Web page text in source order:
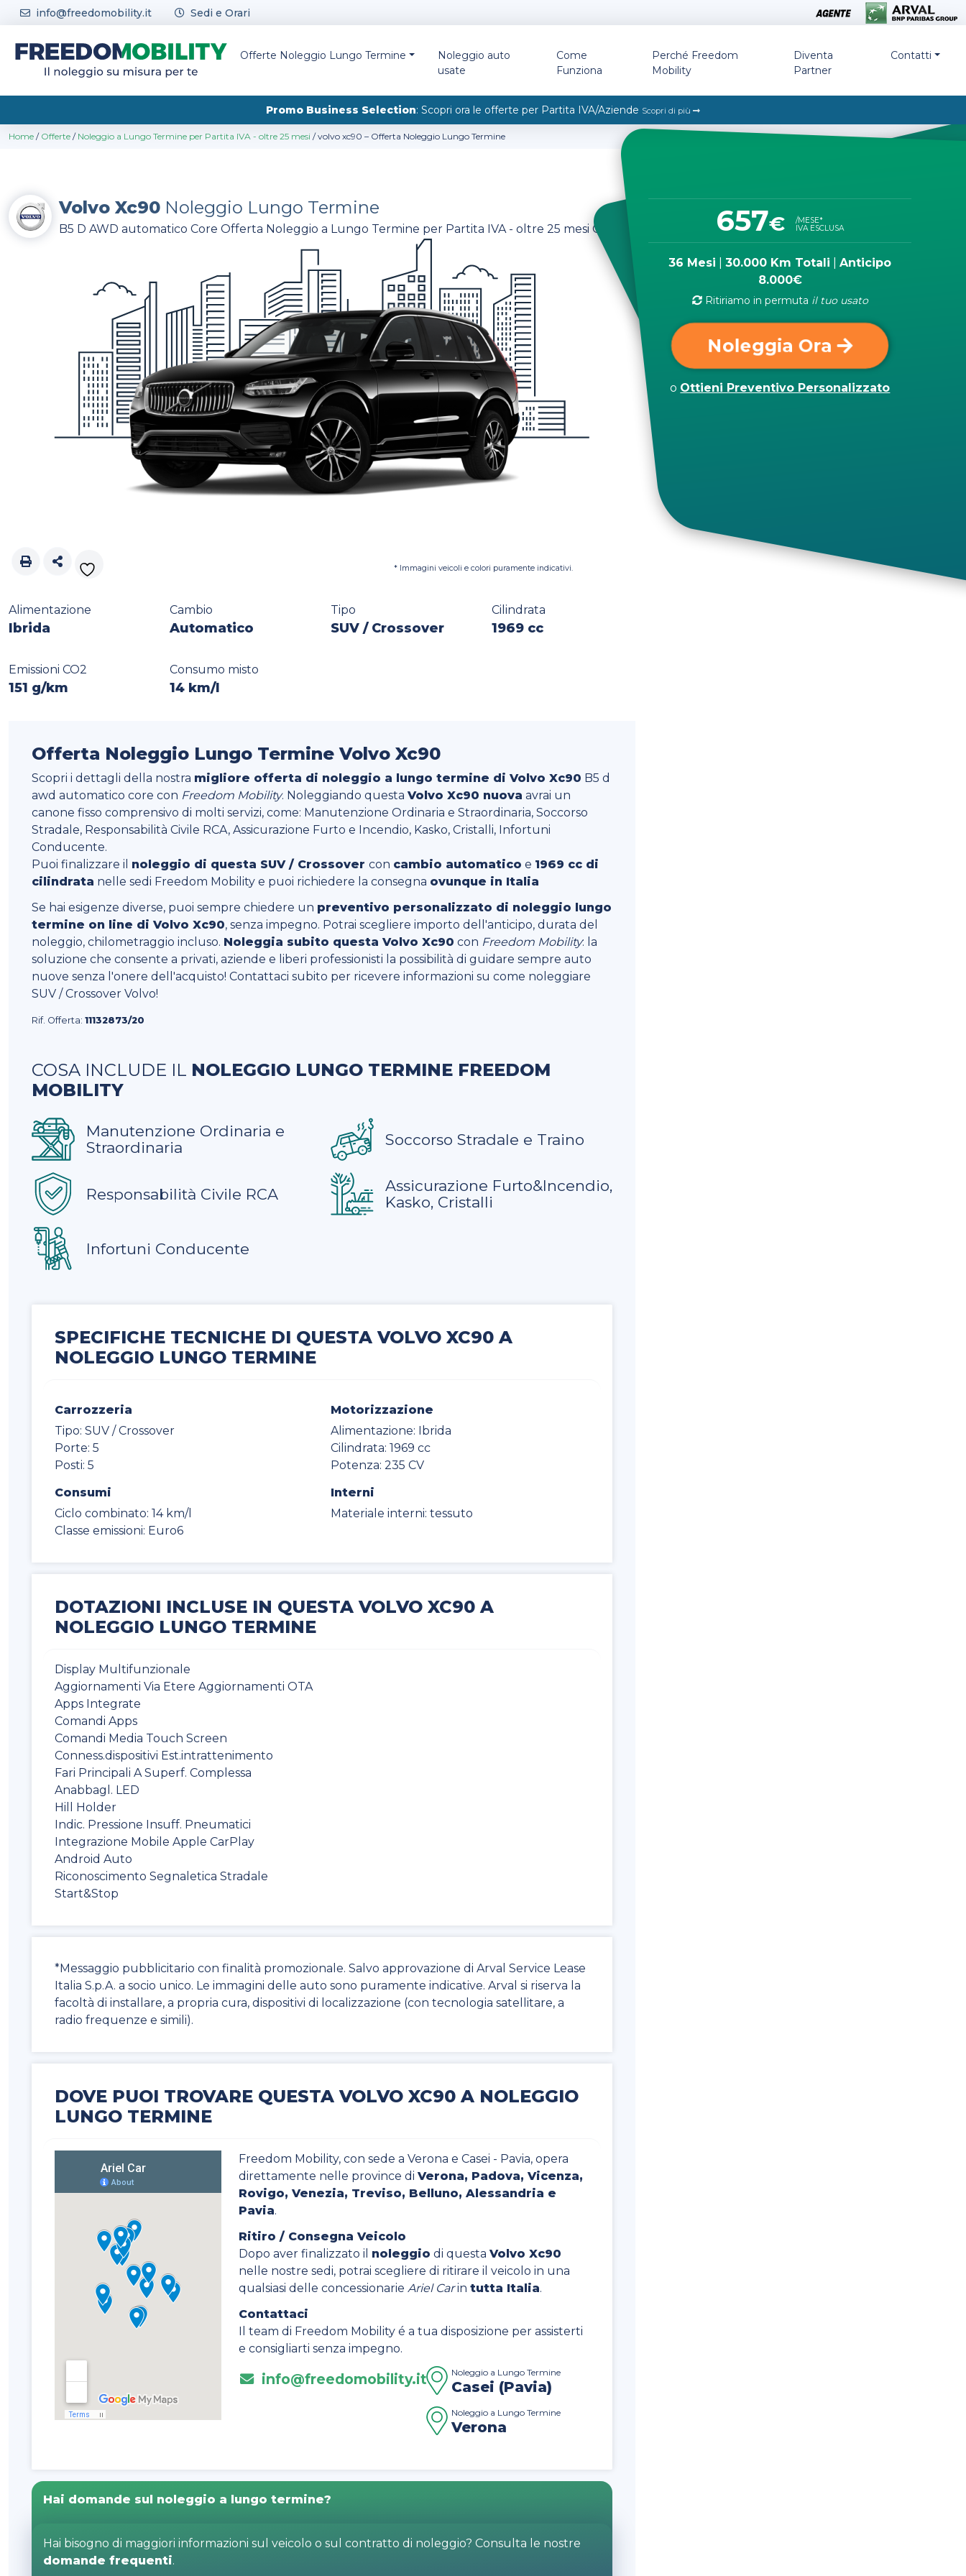
Skip to content
info@freedomobility.it Sedi e Orari
Offerte Noleggio Lungo Termine
Noleggio auto
usate
Come
Funziona
Perché Freedom
Mobility
Diventa
Partner
Contatti
Promo Business Selection: Scopri ora le offerte per Partita IVA/Aziende Scopri di più
Home / Offerte / Noleggio a Lungo Termine per Partita IVA - oltre 25 mesi /volvo xc90 – Offerta Noleggio Lungo Termine
Volvo Xc90 Noleggio Lungo Termine
B5 D AWD automatico Core Offerta Noleggio a Lungo Termine per Partita IVA - oltre 25 mesi Offerte
* Immagini veicoli e colori puramente indicativi.
657€
/MESE*
IVA ESCLUSA
36 Mesi |30.000 Km Totali |Anticipo
8.000€
Ritiriamo in permuta il tuo usato
Noleggia Ora
o Ottieni Preventivo Personalizzato
Alimentazione
Ibrida
Cambio
Automatico
Tipo
SUV / Crossover
Cilindrata
1969 cc
Emissioni CO2
151 g/km
Consumo misto
14 km/l
Offerta Noleggio Lungo Termine Volvo Xc90
Scopri i dettagli della nostra migliore offerta di noleggio a lungo termine di Volvo Xc90 B5 d
awd automatico core con Freedom Mobility. Noleggiando questa Volvo Xc90 nuova avrai un
canone fisso comprensivo di molti servizi, come: Manutenzione Ordinaria e Straordinaria, Soccorso
Stradale, Responsabilità Civile RCA, Assicurazione Furto e Incendio, Kasko, Cristalli, Infortuni
Conducente.
Puoi finalizzare il noleggio di questa SUV / Crossover con cambio automatico e 1969 cc di
cilindrata nelle sedi Freedom Mobility e puoi richiedere la consegna ovunque in Italia
Se hai esigenze diverse, puoi sempre chiedere un preventivo personalizzato di noleggio lungo
termine on line di Volvo Xc90, senza impegno. Potrai scegliere importo dell'anticipo, durata del
noleggio, chilometraggio incluso. Noleggia subito questa Volvo Xc90 con Freedom Mobility: la
soluzione che consente a privati, aziende e liberi professionisti la possibilità di guidare sempre auto
nuove senza l'onere dell'acquisto! Contattaci subito per ricevere informazioni su come noleggiare
SUV / Crossover Volvo!
Rif. Offerta: 11132873/20
COSA INCLUDE IL NOLEGGIO LUNGO TERMINE FREEDOM
MOBILITY
Manutenzione Ordinaria e
Straordinaria
Soccorso Stradale e Traino
Responsabilità Civile RCA
Assicurazione Furto&Incendio,
Kasko, Cristalli
Infortuni Conducente
SPECIFICHE TECNICHE DI QUESTA VOLVO XC90 A
NOLEGGIO LUNGO TERMINE
Carrozzeria
Tipo: SUV / Crossover
Porte: 5
Posti: 5
Motorizzazione
Alimentazione: Ibrida
Cilindrata: 1969 cc
Potenza: 235 CV
Consumi
Ciclo combinato: 14 km/l
Classe emissioni: Euro6
Interni
Materiale interni: tessuto
DOTAZIONI INCLUSE IN QUESTA VOLVO XC90 A
NOLEGGIO LUNGO TERMINE
Display Multifunzionale
Aggiornamenti Via Etere Aggiornamenti OTA
Apps Integrate
Comandi Apps
Comandi Media Touch Screen
Conness.dispositivi Est.intrattenimento
Fari Principali A Superf. Complessa
Anabbagl. LED
Hill Holder
Indic. Pressione Insuff. Pneumatici
Integrazione Mobile Apple CarPlay
Android Auto
Riconoscimento Segnaletica Stradale
Start&Stop
*Messaggio pubblicitario con finalità promozionale. Salvo approvazione di Arval Service Lease
Italia S.p.A. a socio unico. Le immagini delle auto sono puramente indicative. Arval si riserva la
facoltà di installare, a propria cura, dispositivi di localizzazione (con tecnologia satellitare, a
radio frequenze e simili).
DOVE PUOI TROVARE QUESTA VOLVO XC90 A NOLEGGIO
LUNGO TERMINE
Freedom Mobility, con sede a Verona e Casei - Pavia, opera
direttamente nelle province di Verona, Padova, Vicenza,
Rovigo, Venezia, Treviso, Belluno, Alessandria e
Pavia.
Ritiro / Consegna Veicolo
Dopo aver finalizzato il noleggio di questa Volvo Xc90
nelle nostre sedi, potrai scegliere di ritirare il veicolo in una
qualsiasi delle concessionarie Ariel Carin tutta Italia.
Contattaci
Il team di Freedom Mobility é a tua disposizione per assisterti
e consigliarti senza impegno.
info@freedomobility.it Noleggio a Lungo Termine
Casei (Pavia)
Noleggio a Lungo Termine
Verona
Hai domande sul noleggio a lungo termine?
Hai bisogno di maggiori informazioni sul veicolo o sul contratto di noleggio? Consulta le nostre
domande frequenti.